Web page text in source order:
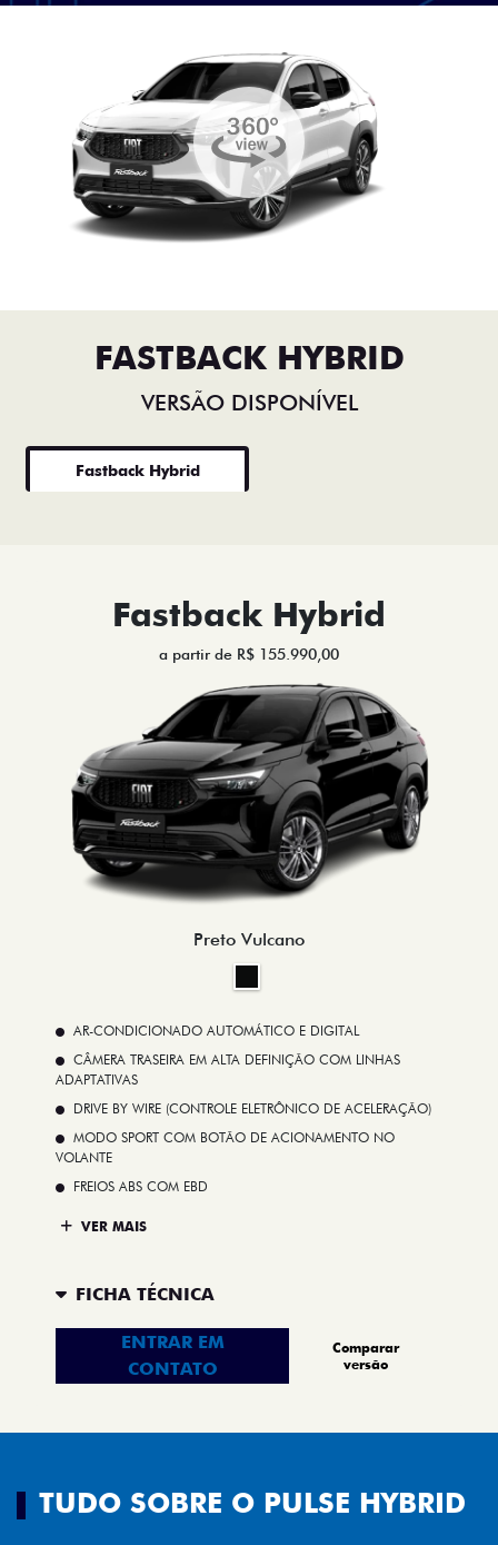
FASTBACK HYBRID
VERSÃO DISPONÍVEL
Fastback Hybrid
Fastback Hybrid
a partir de R$ 155.990,00
Preto Vulcano
AR-CONDICIONADO AUTOMÁTICO E DIGITAL
CÂMERA TRASEIRA EM ALTA DEFINIÇÃO COM LINHAS
ADAPTATIVAS
DRIVE BY WIRE (CONTROLE ELETRÔNICO DE ACELERAÇÃO)
MODO SPORT COM BOTÃO DE ACIONAMENTO NO
VOLANTE
FREIOS ABS COM EBD
VER MAIS
FICHA TÉCNICA
ENTRAR EM
CONTATO
Comparar
versão
TUDO SOBRE O PULSE HYBRID